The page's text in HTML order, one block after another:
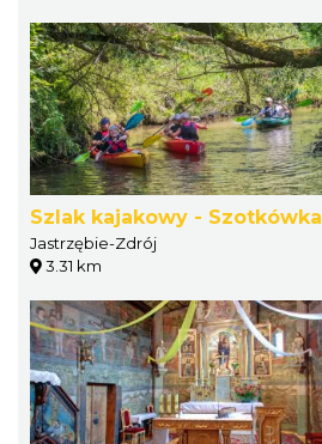
Szlak kajakowy - Szotkówka
Jastrzębie-Zdrój
3.31 km